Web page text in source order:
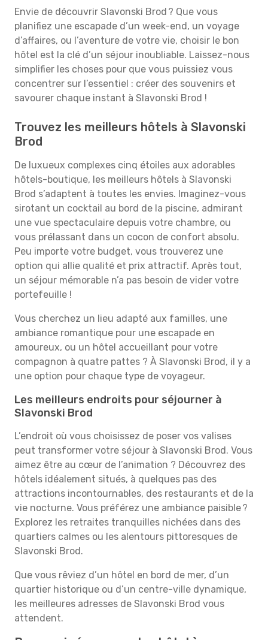
Envie de découvrir Slavonski Brod ? Que vous
planifiez une escapade d’un week-end, un voyage
d’affaires, ou l’aventure de votre vie, choisir le bon
hôtel est la clé d’un séjour inoubliable. Laissez-nous
simplifier les choses pour que vous puissiez vous
concentrer sur l’essentiel : créer des souvenirs et
savourer chaque instant à Slavonski Brod !
Trouvez les meilleurs hôtels à Slavonski
Brod
De luxueux complexes cinq étoiles aux adorables
hôtels-boutique, les meilleurs hôtels à Slavonski
Brod s’adaptent à toutes les envies. Imaginez-vous
sirotant un cocktail au bord de la piscine, admirant
une vue spectaculaire depuis votre chambre, ou
vous prélassant dans un cocon de confort absolu.
Peu importe votre budget, vous trouverez une
option qui allie qualité et prix attractif. Après tout,
un séjour mémorable n’a pas besoin de vider votre
portefeuille !
Vous cherchez un lieu adapté aux familles, une
ambiance romantique pour une escapade en
amoureux, ou un hôtel accueillant pour votre
compagnon à quatre pattes ? À Slavonski Brod, il y a
une option pour chaque type de voyageur.
Les meilleurs endroits pour séjourner à
Slavonski Brod
L’endroit où vous choisissez de poser vos valises
peut transformer votre séjour à Slavonski Brod. Vous
aimez être au cœur de l’animation ? Découvrez des
hôtels idéalement situés, à quelques pas des
attractions incontournables, des restaurants et de la
vie nocturne. Vous préférez une ambiance paisible ?
Explorez les retraites tranquilles nichées dans des
quartiers calmes ou les alentours pittoresques de
Slavonski Brod.
Que vous rêviez d’un hôtel en bord de mer, d’un
quartier historique ou d’un centre-ville dynamique,
les meilleures adresses de Slavonski Brod vous
attendent.